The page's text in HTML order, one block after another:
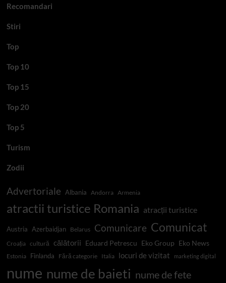
Recomandari
Stiri
Top
Top 10
Top 15
Top 20
Top 5
Turism
Zodii
Advertoriale Albania Andorra Armenia
atractii turistice Romania atracții turistice
Austria Azerbaidjan Belarus Comunicare Comunicat
Croația cultură călătorii Eduard Petrescu Eko Group Eko News
Estonia Finlanda Fără categorie Italia locuri de vizitat marketing digital
nume nume de baieti nume de fete